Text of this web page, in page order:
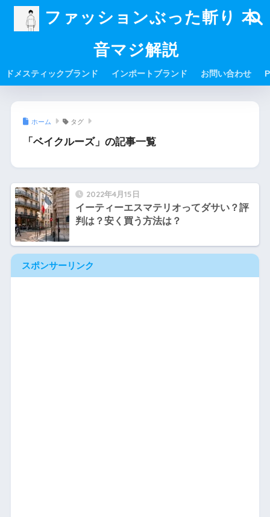
ファッションぶった斬り 本
音マジ解説
ドメスティックブランド インポートブランド お問い合わせ
ホーム タグ
「ベイクルーズ」の記事一覧
2022年4月15日
イーティーエスマテリオってダサい？評
判は？安く買う方法は？
スポンサーリンク